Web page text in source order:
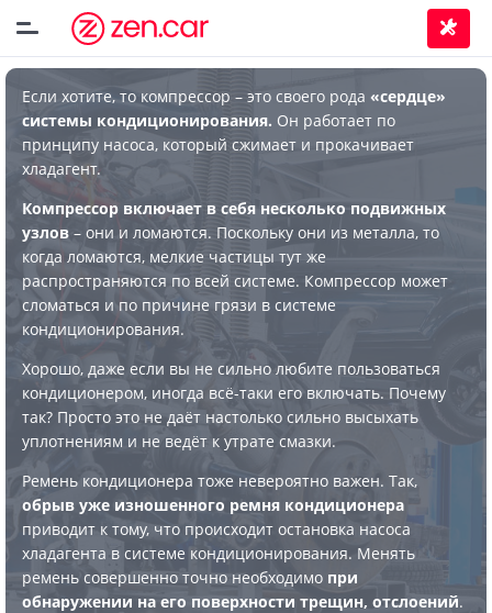
Если хотите, то компрессор – это своего рода «сердце»
системы кондиционирования. Он работает по
принципу насоса, который сжимает и прокачивает
хладагент.
Компрессор включает в себя несколько подвижных
узлов – они и ломаются. Поскольку они из металла, то
когда ломаются, мелкие частицы тут же
распространяются по всей системе. Компрессор может
сломаться и по причине грязи в системе
кондиционирования.
Хорошо, даже если вы не сильно любите пользоваться
кондиционером, иногда всё-таки его включать. Почему
так? Просто это не даёт настолько сильно высыхать
уплотнениям и не ведёт к утрате смазки.
Ремень кондиционера тоже невероятно важен. Так,
обрыв уже изношенного ремня кондиционера
приводит к тому, что происходит остановка насоса
хладагента в системе кондиционирования. Менять
ремень совершенно точно необходимо при
обнаружении на его поверхности трещин, отслоений.